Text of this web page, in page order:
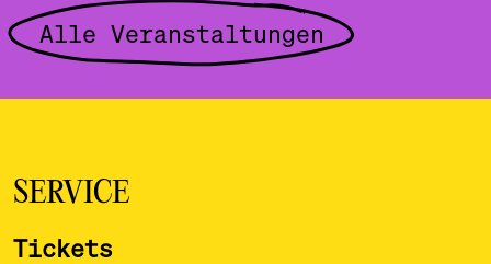
Alle Veranstaltungen
SERVICE
Tickets